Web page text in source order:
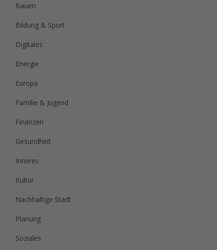
Bauen
Bildung & Sport
Digitales
Energie
Europa
Familie & Jugend
Finanzen
Gesundheit
Inneres
Kultur
Nachhaltige Stadt
Planung
Soziales